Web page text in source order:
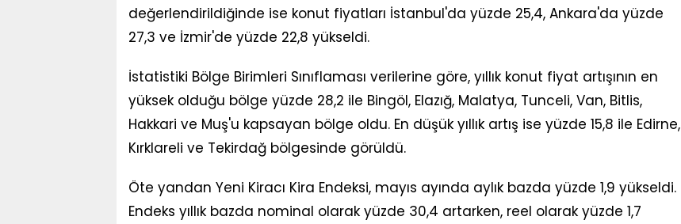
değerlendirildiğinde ise konut fiyatları İstanbul'da yüzde 25,4, Ankara'da yüzde
27,3 ve İzmir'de yüzde 22,8 yükseldi.
İstatistiki Bölge Birimleri Sınıflaması verilerine göre, yıllık konut fiyat artışının en
yüksek olduğu bölge yüzde 28,2 ile Bingöl, Elazığ, Malatya, Tunceli, Van, Bitlis,
Hakkari ve Muş'u kapsayan bölge oldu. En düşük yıllık artış ise yüzde 15,8 ile Edirne,
Kırklareli ve Tekirdağ bölgesinde görüldü.
Öte yandan Yeni Kiracı Kira Endeksi, mayıs ayında aylık bazda yüzde 1,9 yükseldi.
Endeks yıllık bazda nominal olarak yüzde 30,4 artarken, reel olarak yüzde 1,7